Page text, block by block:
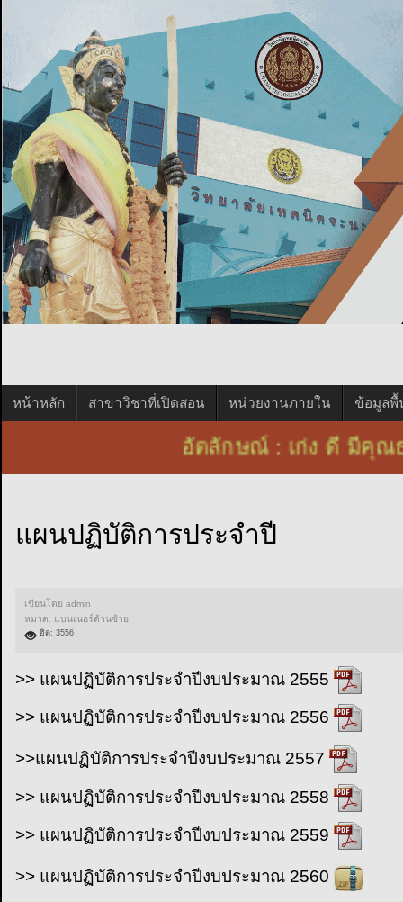
หน้าหลัก สาขาวิชาที่เปิดสอน หน่วยงานภายใน ข้อมูลพื้
อัตลักษณ์ : เก่ง ดี มี
แผนปฏิบัติการประจำปี
เขียนโดยadmin
หมวด: แบนเนอร์ด้านซ้าย
ฮิต: 3556
>> แผนปฏิบัติการประจำปีงบประมาณ 2555
>> แผนปฏิบัติการประจำปีงบประมาณ 2556
>>แผนปฏิบัติการประจำปีงบประมาณ 2557
>> แผนปฏิบัติการประจำปีงบประมาณ 2558
>> แผนปฏิบัติการประจำปีงบประมาณ 2559
>> แผนปฏิบัติการประจำปีงบประมาณ 2560